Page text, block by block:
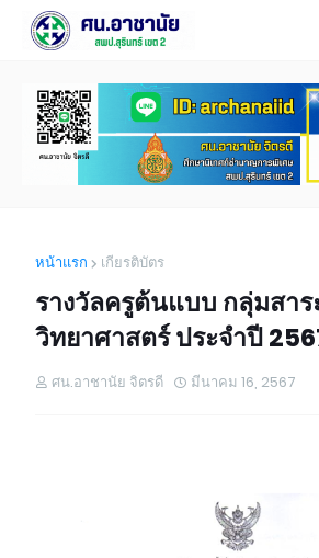
หน้าแรก เกียรติบัตร
รางวัลครูต้นแบบ กลุ่มสาร
วิทยาศาสตร์ ประจำปี
ศน.อาชานัย จิตรดี มีนาคม 16, 2567